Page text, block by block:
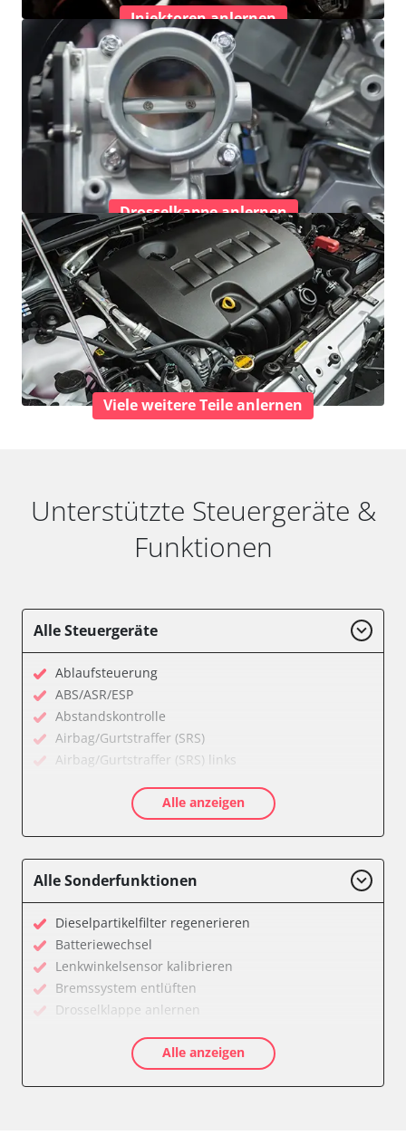
Injektoren anlernen
Drosselkappe anlernen
Viele weitere Teile anlernen
Unterstützte Steuergeräte &
Funktionen
Alle Steuergeräte
Ablaufsteuerung
ABS/ASR/ESP
Abstandskontrolle
Airbag/Gurtstraffer (SRS)
Airbag/Gurtstraffer (SRS) links
Allradelektronik
Anhängersteuergerät
Bremskraftverstärker
Diagnoseschnittstelle (EOBD/OBDII)
Differentialsperre
Einparkhilfe
Einparkhilfe Lenkhilfe
Fahrtrichtungskamera
Fernlichtassistent
Feststellbremse (EPB / SBC)
Alle anzeigen
Alle Sonderfunktionen
Dieselpartikelfilter regenerieren
Batteriewechsel
Lenkwinkelsensor kalibrieren
Bremssystem entlüften
Drosselklappe anlernen
Luftmassenmesser anlernen
Kraftstofftank entleeren
Alle anzeigen